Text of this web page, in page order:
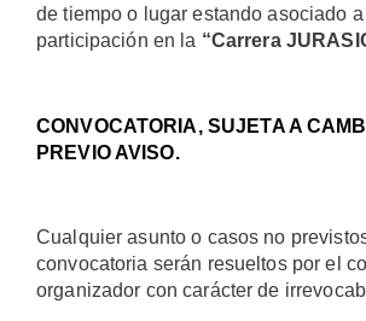
de tiempo o lugar estando asociado a
participación en la “Carrera
CONVOCATORIA, SUJETA A
PREVIO AVISO.
Cualquier asunto o casos no
convocatoria serán resueltos por el
organizador con carácter de